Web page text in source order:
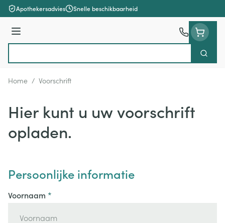
Ga naar de inhoud
Apothekersadvies Snelle beschikbaarheid
Menu
Zoek
Home / Voorschrift
Hier kunt u uw voorschrift
opladen.
Persoonlijke informatie
Voornaam